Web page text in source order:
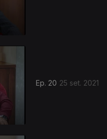
Ep. 20 25 set. 2021